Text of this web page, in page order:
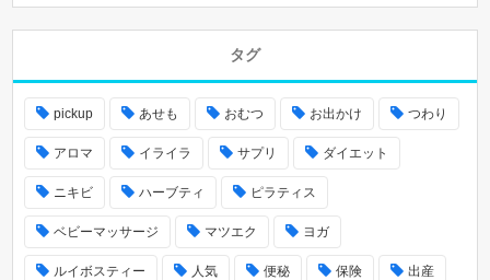
タグ
pickup あせも おむつ お出かけ つわり
アロマ イライラ サプリ ダイエット
ニキビ ハーブティ ピラティス
ベビーマッサージ マツエク ヨガ
ルイボスティー 人気 便秘 保険 出産